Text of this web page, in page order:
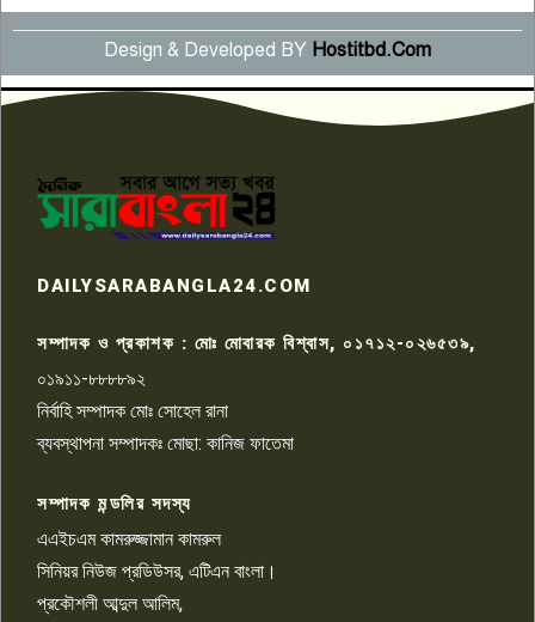
৬
সংবাদ সম্মেলনে অভিযোগ অস্বীকার
উদ্দেশ্য প্রণোদিত সংবাদ প্রকাশের
প্রতিবাদ নাজির হাসানের
৭
কেটে ঘরে ঢুকে স্কুল শিক্ষিকাকে হত্যা
টয়লেটের ট্যাংকি থেকে লাশ উদ্ধার
রাজশাহীতে সন্ত্রাসী হামলায় গুরুতর
৯
চাঁদাবাজি ও হয়রানির অভিযোগ
১০
Design & Developed BY Hostitbd.Com
DAILYSARABANGLA24.COM
সম্পাদক ও প্রকাশক : মোঃ মোবারক বিশ্বাস, ০১৭১২-০২৬৫৩৯,
০১৯১১-৮৮৮৮৯২
নির্বাহি সম্পাদক মোঃ সোহেল রানা
ব্যবস্থাপনা সম্পাদকঃ মোছা: কানিজ ফাতেমা
সম্পাদক মন্ডলির সদস্য
এএইচএম কামরুজ্জামান কামরুল
সিনিয়র নিউজ প্রডিউসর, এটিএন বাংলা।
প্রকৌশলী আব্দুল আলিম,